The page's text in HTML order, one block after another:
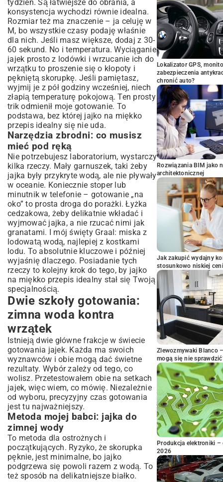
tydzień. Są łatwiejsze do obrania, a
konsystencja wychodzi równie idealna.
Rozmiar też ma znaczenie – ja celuję w
M, bo wszystkie czasy podaję właśnie
dla nich. Jeśli masz większe, dodaj z 30-
60 sekund. No i temperatura. Wyciąganie
jajek prosto z lodówki i wrzucanie ich do
wrzątku to proszenie się o kłopoty i
pękniętą skorupkę. Jeśli pamiętasz,
wyjmij je z pół godziny wcześniej, niech
złapią temperaturę pokojową. Ten prosty
trik odmienił moje gotowanie. To
podstawa, bez której jajko na miękko
przepis idealny się nie uda.
Narzędzia zbrodni: co musisz
mieć pod ręką
Nie potrzebujesz laboratorium, wystarczy
kilka rzeczy. Mały garnuszek, taki żeby
jajka były przykryte wodą, ale nie pływały
w oceanie. Koniecznie stoper lub
minutnik w telefonie – gotowanie „na
oko” to prosta droga do porażki. Łyżka
cedzakowa, żeby delikatnie wkładać i
wyjmować jajka, a nie rzucać nimi jak
granatami. I mój święty Graal: miska z
lodowatą wodą, najlepiej z kostkami
lodu. To absolutnie kluczowe i później
wyjaśnię dlaczego. Posiadanie tych
rzeczy to kolejny krok do tego, by jajko
na miękko przepis idealny stał się Twoją
specjalnością.
Dwie szkoły gotowania:
zimna woda kontra
wrzątek
Istnieją dwie główne frakcje w świecie
gotowania jajek. Każda ma swoich
wyznawców i obie mogą dać świetne
rezultaty. Wybór zależy od tego, co
wolisz. Przetestowałem obie na setkach
jajek, więc wiem, co mówię. Niezależnie
od wyboru, precyzyjny czas gotowania
jest tu najważniejszy.
Metoda mojej babci: jajka do
zimnej wody
To metoda dla ostrożnych i
początkujących. Ryzyko, że skorupka
pęknie, jest minimalne, bo jajko
podgrzewa się powoli razem z wodą. To
też sposób na delikatniejsze białko.
Lokalizator GPS,
zabezpieczenia
chronić auto?
Rozwiązania BIM jako
architektonicznej
Jak zakupić wydajny
stosunkowo niskiej
Zlewozmywaki Blanco
mogą się nie
Produkcja elektroniki –
2026